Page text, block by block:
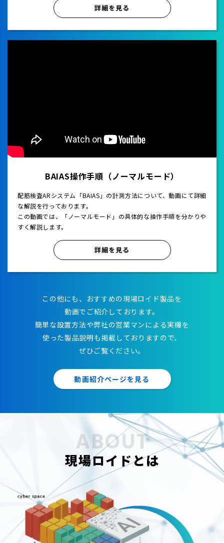
詳細を見る
BAIAS操作手順（ノーマルモード）
配筋検査ARシステム「BAIAS」の計測方法について、動画にて詳細
な解説を行っております。
この動画では、「ノーマルモード」の具体的な操作手順を分かりや
すく解説します。
詳細を見る
この他にも、おすすめの現場ロイド製品を
動画でご紹介しております。
簡単な設置方法や弊社の営業マンによる実機を
使った製品説明も掲載しておりますので、
ぜひご覧ください。
動画紹介ページを見る
現場ロイドとは